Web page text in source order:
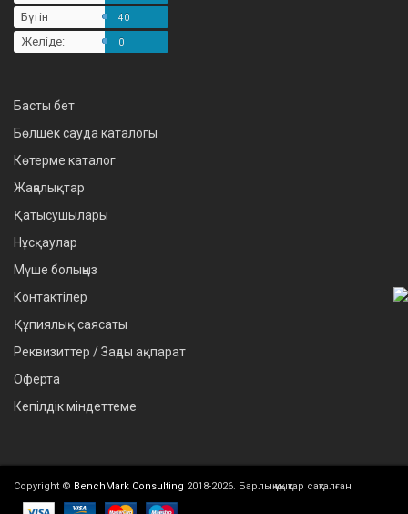
Бүгін 40
Желіде: 0
Басты бет
Бөлшек сауда каталогы
Көтерме каталог
Жаңалықтар
Қатысушылары
Нұсқаулар
Мүше болыңыз
Контактілер
Құпиялық саясаты
Реквизиттер / Заңды ақпарат
Оферта
Кепілдік міндеттеме
Copyright © BenchMark Consulting 2018-2026. Барлық құқықтар сақталған